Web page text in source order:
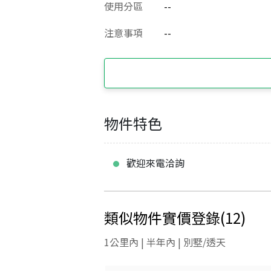
使用分區
--
注意事項
--
物件特色
歡迎來電洽詢
類似物件實價登錄(12)
1公里內 | 半年內 | 別墅/透天